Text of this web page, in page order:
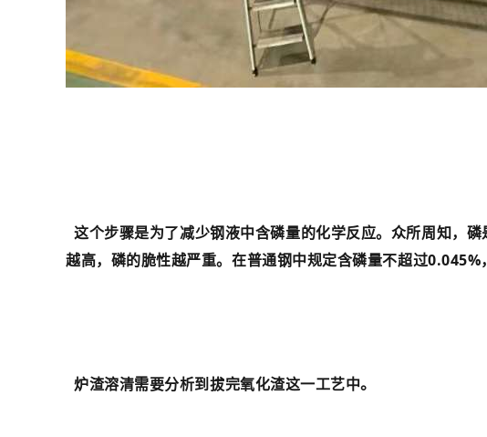
这个步骤是为了减少钢液中含磷量的化学反应。众所周知，
越高，磷的脆性越严重。在普通钢中规定含磷量不超过0.045%
炉渣溶清需要分析到拔完氧化渣这一工艺中。